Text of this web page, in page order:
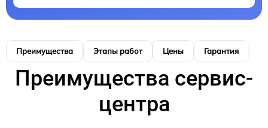
Преимущества Этапы работ Цены Гарантия
Преимущества сервис-
центра